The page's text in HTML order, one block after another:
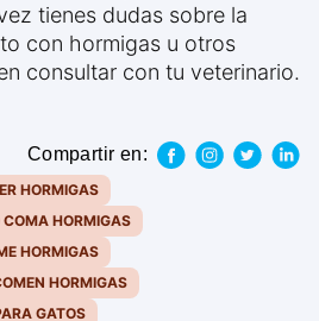
tienes dudas sobre la
con hormigas u otros
consultar con tu veterinario.
Compartir en:
HORMIGAS
COMA HORMIGAS
HORMIGAS
HORMIGAS
GATOS